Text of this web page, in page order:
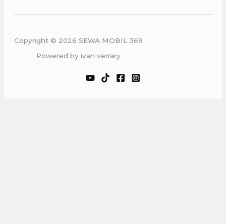
Copyright © 2026 SEWA MOBIL 369
Powered by ivan verrary